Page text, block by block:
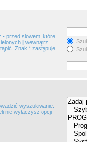
- przed słowem, które
| wewnątrz
Znak * zastępuje
wyszukiwanie.
nie wyłączysz opcji